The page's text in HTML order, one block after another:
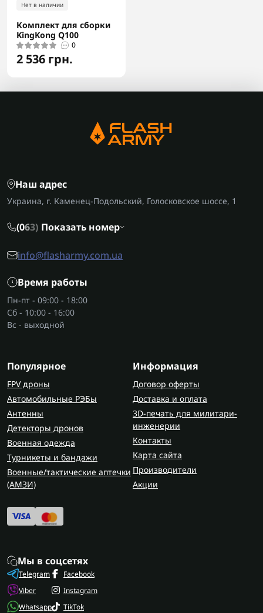
Нет в наличии
Комплект для сборки
KingKong Q100
0
2 536 грн.
Наш адрес
Украина, г. Каменец-Подольский, Голосковское шоссе, 1
(063) Показать номер
info@flasharmy.com.ua
Время работы
Пн-пт - 09:00 - 18:00
Сб - 10:00 - 16:00
Вс - выходной
Популярное
FPV дроны
Автомобильные РЭБы
Антенны
Детекторы дронов
Военная одежда
Турникеты и бандажи
Военные/тактические аптечки
(AMЗИ)
Информация
Договор оферты
Доставка и оплата
3D-печать для милитари-
инженерии
Контакты
Карта сайта
Производители
Акции
Мы в соцсетях
Telegram
Viber
Whatsapp
Facebook
Instagram
TikTok